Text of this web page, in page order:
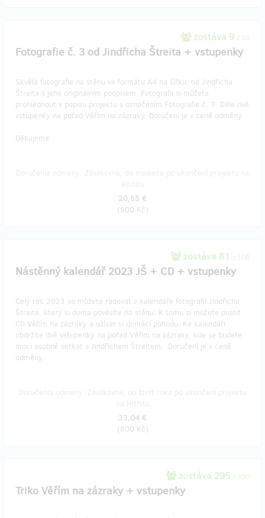
zostáva 9 z 30
Fotografie č. 3 od Jindřicha Štreita + vstupenky
Skvělá fotografie na stěnu ve formátu A4 na šířku, od Jindřicha
Štreita s jeho originálním podpisem. Fotografii si můžete
prohlédnout v popisu projektu s označením Fotografie č. 3. Dále dvě
vstupenky na pořad Věřím na zázraky. Doručení je v ceně odměny.
Děkujeme.
20,65 €
(500 Kč)
zostáva 81 z 100
Nástěnný kalendář 2023 JŠ + CD + vstupenky
Celý rok 2023 se můžete radovat z kalendáře fotografií Jindřicha
Štreita, který si doma pověsíte na stěnu. K tomu si můžete pustit
CD Věřím na zázraky a užívat si domácí pohodu. Ke kalendáři
obdržíte dvě vstupenky na pořad Věřím na zázraky, kde se budete
moci osobně setkat s Jindřichem Štreitem. Doručení je v ceně
odměny.
33,04 €
(800 Kč)
zostáva 295 z 300
Triko Věřím na zázraky + vstupenky